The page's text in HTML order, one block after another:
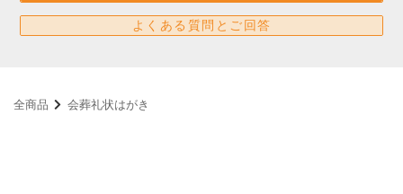
よくある質問とご回答
全商品 会葬礼状はがき